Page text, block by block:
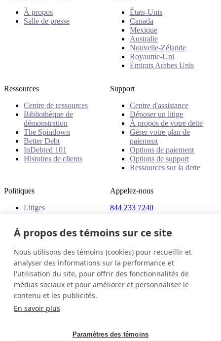
À propos
Salle de presse
États-Unis
Canada
Mexique
Australie
Nouvelle-Zélande
Royaume-Uni
Émirats Arabes Unis
Ressources
Centre de ressources
Bibliothèque de
démonstration
The Spindown
Better Debt
InDebted 101
Histoires de clients
Support
Centre d'assistance
Déposer un litige
À propos de votre dette
Gérer votre plan de
paiement
Options de paiement
Options de support
Ressources sur la dette
Politiques
Litiges
Appelez-nous
844 233 7240
1400
Toronto, ON, M5C 1C4
Canada
Canada (Français)
Contactez-nous
© 2026 InDebted Holdings Pty Ltd
À propos des témoins sur ce site
Nous utilisons des témoins (cookies) pour recueillir et
analyser des informations sur la performance et
l'utilisation du site, pour offrir des fonctionnalités de
médias sociaux et pour améliorer et personnaliser le
contenu et les publicités.
En savoir plus
Paramètres des témoins